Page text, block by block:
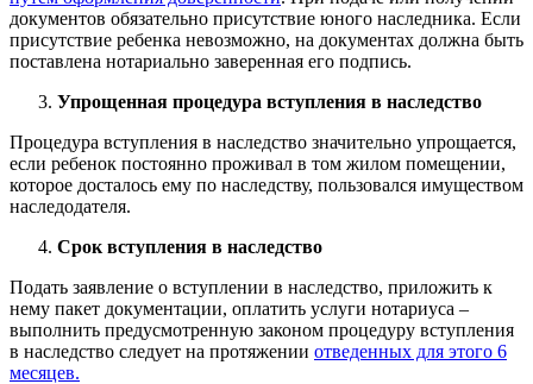
документов обязательно присутствие юного наследника. Если
присутствие ребенка невозможно, на документах должна быть
поставлена нотариально заверенная его подпись.
Упрощенная процедура вступления в наследство
Процедура вступления в наследство значительно упрощается,
если ребенок постоянно проживал в том жилом помещении,
которое досталось ему по наследству, пользовался имуществом
наследодателя.
Срок вступления в наследство
Подать заявление о вступлении в наследство, приложить к
нему пакет документации, оплатить услуги нотариуса –
выполнить предусмотренную законом процедуру вступления
в наследство следует на протяжении отведенных для этого 6
месяцев.